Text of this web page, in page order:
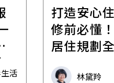
活
打造安心
修前必懂
居住規劃
林黛羚